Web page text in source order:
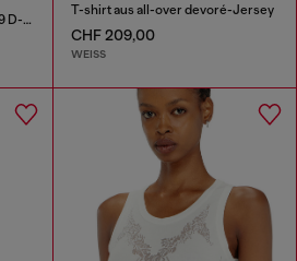
Bootcut Jeans Low Waist 1969 D-Ebbey
T-shirt aus all-over devoré-Jersey
CHF 209,00
WEISS